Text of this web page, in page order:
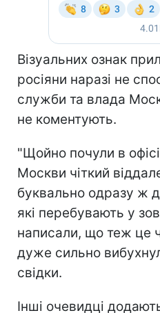
Візуальних ознак
росіяни наразі не
служби та влада
не коментують.
"Щойно почули в
Москви чіткий
буквально одразу ж
які перебувають у
написали, що теж це
дуже сильно
свідки.
Інші очевидці